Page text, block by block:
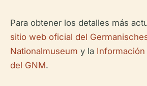
Para obtener los detalles más
sitio web oficial del
Nationalmuseum y la Información
del GNM.